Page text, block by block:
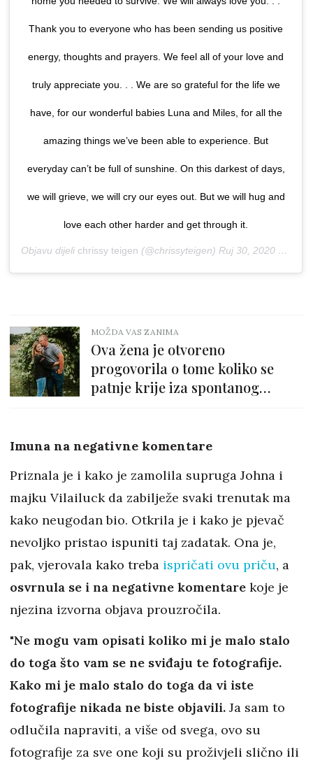
Thank you to everyone who has been sending us positive
energy, thoughts and prayers. We feel all of your love and
truly appreciate you. . . We are so grateful for the life we
have, for our wonderful babies Luna and Miles, for all the
amazing things we’ve been able to experience. But
everyday can’t be full of sunshine. On this darkest of days,
we will grieve, we will cry our eyes out. But we will hug and
love each other harder and get through it.
Objavu dijeli chrissy teigen (@chrissyteigen) Ruj 30, 2020 u 8:58 PDT
MOŽDA VAS ZANIMA
Ova žena je otvoreno
progovorila o tome koliko se
patnje krije iza spontanog
Imuna na negativne komentare
Priznala je i kako je zamolila supruga Johna i
majku Vilailuck da zabilježe svaki trenutak ma
kako neugodan bio. Otkrila je i kako je pjevač
nevoljko pristao ispuniti taj zadatak. Ona je,
pak, vjerovala kako treba ispričati ovu priču, a
osvrnula se i na negativne komentare koje je
njezina izvorna objava prouzročila.
"Ne mogu vam opisati koliko mi je malo stalo
do toga što vam se ne sviđaju te fotografije.
Kako mi je malo stalo do toga da vi iste
fotografije nikada ne biste objavili. Ja sam to
odlučila napraviti, a više od svega, ovo su
fotografije za sve one koji su proživjeli slično ili